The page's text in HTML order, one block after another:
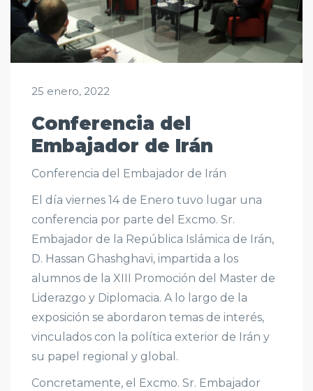
25 enero, 2022
Conferencia del
Embajador de Irán
Conferencia del Embajador de Irán
El día viernes 14 de Enero tuvo lugar una
conferencia por parte del Excmo. Sr.
Embajador de la República Islámica de Irán,
D. Hassan Ghashghavi, impartida a los
alumnos de la XIII Promoción del Master de
Liderazgo y Diplomacia. A lo largo de la
exposición se abordaron temas de interés,
vinculados con la política exterior de Irán y
su papel regional y global.
Concretamente, el Excmo. Sr. Embajador